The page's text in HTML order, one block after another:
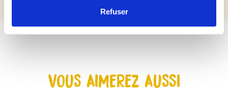
Refuser
VOUS AIMEREZ AUSSI